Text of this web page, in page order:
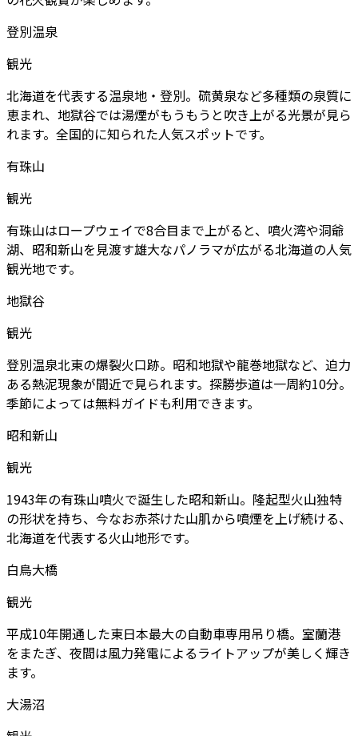
登別温泉
観光
北海道を代表する温泉地・登別。硫黄泉など多種類の泉質に
恵まれ、地獄谷では湯煙がもうもうと吹き上がる光景が見ら
れます。全国的に知られた人気スポットです。
有珠山
観光
有珠山はロープウェイで8合目まで上がると、噴火湾や洞爺
湖、昭和新山を見渡す雄大なパノラマが広がる北海道の人気
観光地です。
地獄谷
観光
登別温泉北東の爆裂火口跡。昭和地獄や龍巻地獄など、迫力
ある熱泥現象が間近で見られます。探勝歩道は一周約10分。
季節によっては無料ガイドも利用できます。
昭和新山
観光
1943年の有珠山噴火で誕生した昭和新山。隆起型火山独特
の形状を持ち、今なお赤茶けた山肌から噴煙を上げ続ける、
北海道を代表する火山地形です。
白鳥大橋
観光
平成10年開通した東日本最大の自動車専用吊り橋。室蘭港
をまたぎ、夜間は風力発電によるライトアップが美しく輝き
ます。
大湯沼